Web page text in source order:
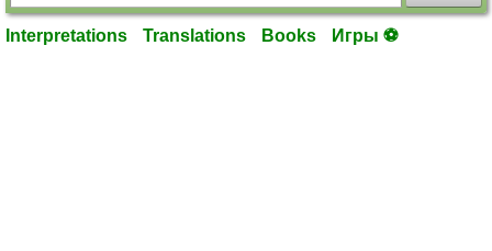
Interpretations Translations Books Игры ⚽